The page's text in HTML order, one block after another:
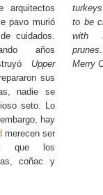
arquitectos
pavo murió
cuidados.
años
Upper
sus
nadie se
seto. Lo
hay
merecen ser
que los
coñac y
to be
with
Merry